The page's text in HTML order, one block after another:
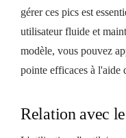
gérer ces pics est
utilisateur fluide et
modèle, vous pouvez
pointe efficaces à l'aide
Relation avec